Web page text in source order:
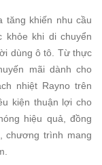
tăng khiến nhu cầu
khỏe khi di chuyển
dùng ô tô. Từ thực
mãi dành cho
nhiệt Rayno trên
kiện thuận lợi cho
hiệu quả, đồng
chương trình mang